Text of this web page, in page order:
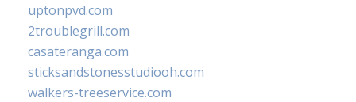
uptonpvd.com
2troublegrill.com
casateranga.com
sticksandstonesstudiooh.com
walkers-treeservice.com